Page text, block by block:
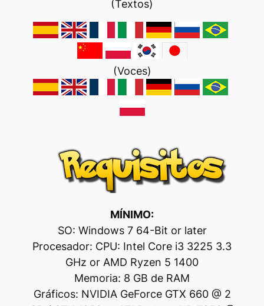
(Textos)
(Voces)
MÍNIMO:
SO: Windows 7 64-Bit or later
Procesador: CPU: Intel Core i3 3225 3.3
GHz or AMD Ryzen 5 1400
Memoria: 8 GB de RAM
Gráficos: NVIDIA GeForce GTX 660 @ 2